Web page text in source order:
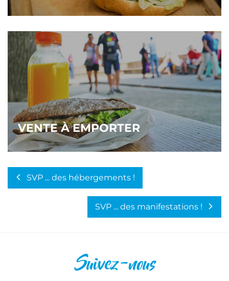
VENTE À EMPORTER
SVP ... des hébergements !
SVP ... des manifestations !
Suivez-nous